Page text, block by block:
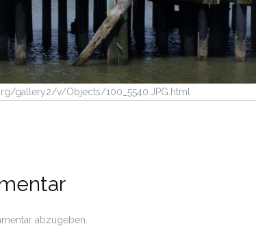
gallery2/v/Objects/100_5540.JPG.html
abzugeben.